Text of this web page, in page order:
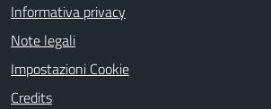
Informativa privacy
Note legali
Impostazioni Cookie
Credits